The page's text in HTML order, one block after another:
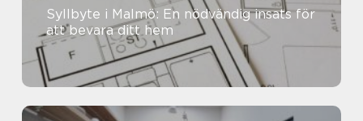
Syllbyte i Malmö: En nödvändig insats för
att bevara ditt hem